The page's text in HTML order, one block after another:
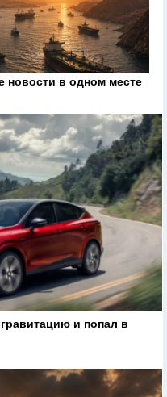
новости в одном месте
и попал в